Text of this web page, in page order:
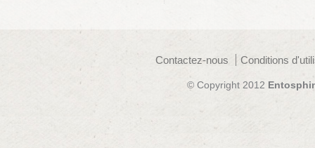
Contactez-nous Conditions
© Copyright 2012